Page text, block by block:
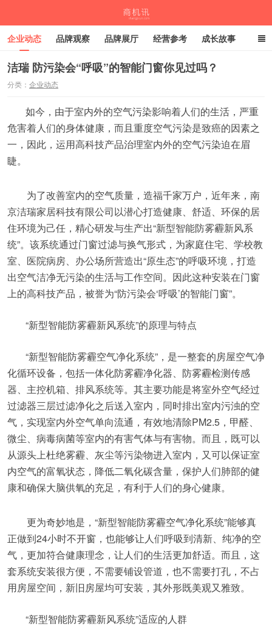
企业动态 品牌观察 品牌展厅 经营参考 成长故事
深度观察 伙伴计划
洁瑞 防污染会“呼吸”的智能门窗你见过吗？
分类： 企业动态
如今，由于室内外的空气污染影响着人们的生活，严重
危害着人们的身体健康，而且重度空气污染是致癌的因素之
一，因此，运用高科技产品治理室内外的空气污染迫在眉
睫。
为了改善室内的空气质量，造福千家万户，近年来，南
京洁瑞家居科技有限公司以潜心打造健康、舒适、环保的居
住环境为己任，精心研发与生产出“新型智能防雾霾新风系
统”。该系统通过门窗过滤与换气形式，为家庭住宅、学校教
室、医院病房、办公场所营造出“原生态”的呼吸环境，打造
出空气洁净无污染的生活与工作空间。因此这种安装在门窗
上的高科技产品，被誉为“防污染会‘呼吸’的智能门窗”。
“新型智能防雾霾新风系统”的原理与特点
“新型智能防雾霾空气净化系统”，是一整套的房屋空气净
化循环设备，包括一体化防雾霾净化器、防雾霾检测传感
器、主控机箱、排风系统等。其主要功能是将室外空气经过
过滤器三层过滤净化之后送入室内，同时排出室内污浊的空
气，实现室内外空气单向流通，有效地清除PM2.5，甲醛、
微尘、病毒病菌等室内的有害气体与有害物。而且，既可以
从源头上杜绝雾霾、灰尘等污染物进入室内，又可以保证室
内空气的富氧状态，降低二氧化碳含量，保护人们肺部的健
康和确保大脑供氧的充足，有利于人们的身心健康。
更为奇妙地是，“新型智能防雾霾空气净化系统”能够真
正做到24小时不开窗，也能够让人们呼吸到清新、纯净的空
气，更加符合健康理念，让人们的生活更加舒适。而且，这
套系统安装很方便，不需要铺设管道，也不需要打孔，不占
用房屋空间，新旧房屋均可安装，其外形既美观又雅致。
“新型智能防雾霾新风系统”适应的人群